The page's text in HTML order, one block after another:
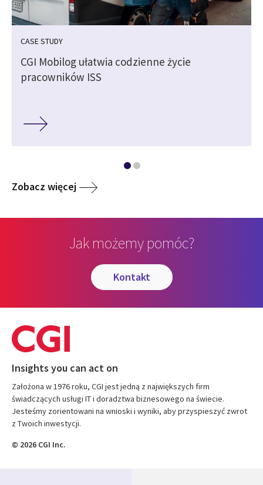
CASE STUDY
CGI Mobilog ułatwia codzienne życie
pracowników ISS
Zobacz więcej
Jak możemy pomóc?
kontakt
Insights you can act on
Założona w 1976 roku, CGI jest jedną z największych firm
świadczących usługi IT i doradztwa biznesowego na świecie.
Jesteśmy zorientowani na wnioski i wyniki, aby przyspieszyć zwrot
z Twoich inwestycji.
© 2026 CGI Inc.